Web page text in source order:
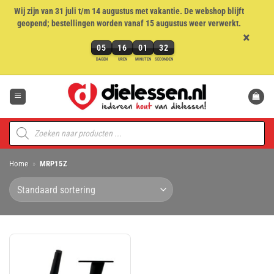
Wij zijn van 31 juli t/m 14 augustus met vakantie. De webshop blijft
geopend; bestellingen worden vanaf 15 augustus weer verwerkt.
05
DAGEN
16
UREN
01
MINUTEN
32
SECONDEN
5
16
uren,
1
minuten
en
×
naar
inhoud
Producten
zoeken
Home » MRP15Z